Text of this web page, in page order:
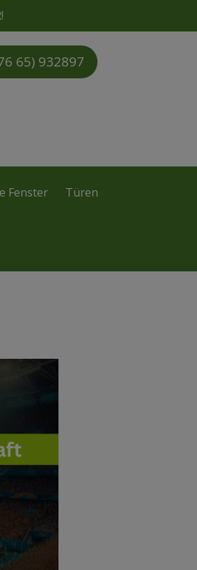
!
65) 932897
Fenster Türen